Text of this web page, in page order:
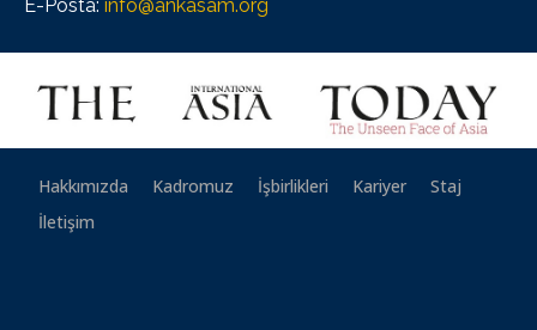
E-Posta: info@ankasam.org
Hakkımızda Kadromuz İşbirlikleri Kariyer
Staj
İletişim